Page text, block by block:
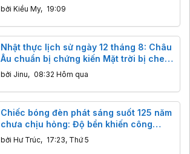
bởi Kiều My, 19:09
Nhật thực lịch sử ngày 12 tháng 8: Châu
Âu chuẩn bị chứng kiến Mặt trời bị che
khuất gần 98%
bởi Jinu, 08:32 Hôm qua
Chiếc bóng đèn phát sáng suốt 125 năm
chưa chịu hỏng: Độ bền khiến công
nghệ hiện đại cũng phải ngả nón
bởi Hư Trúc, 17:23, Thứ 5